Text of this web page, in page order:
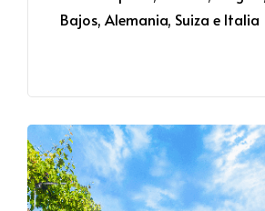
Bajos, Alemania, Suiza e Italia